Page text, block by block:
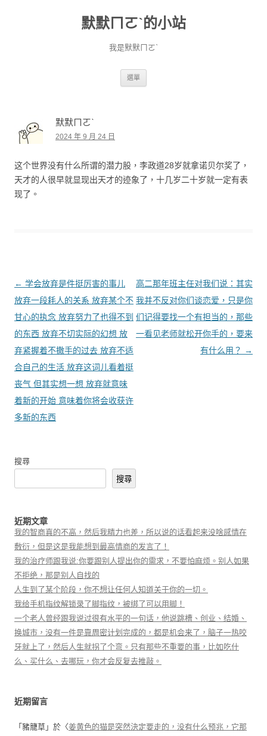
默默ㄇㄛˋ的小站
我是默默ㄇㄛˋ
選單
默默ㄇㄛˋ
2024 年 9 月 24 日
这个世界没有什么所谓的潜力股，李政道28岁就拿诺贝尔奖了，
天才的人很早就显现出天才的迹象了，十几岁二十岁就一定有表
现了。
文章導覽
← 学会放弃是件挺厉害的事儿
放弃一段耗人的关系 放弃某个不
甘心的执念 放弃努力了也得不到
的东西 放弃不切实际的幻想 放
弃紧握着不撒手的过去 放弃不适
合自己的生活 放弃这词儿看着挺
丧气 但其实想一想 放弃就意味
着新的开始 意味着你将会收获许
多新的东西
高二那年班主任对我们说：其实
我并不反对你们谈恋爱，只是你
们记得要找一个有担当的，那些
一看见老师就松开你手的，要来
有什么用？ →
搜尋
搜尋
近期文章
我的智商真的不高，然后我精力也差，所以说的话看起来没啥感情在
敷衍，但是这是我能想到最高情商的发言了！
我的治疗师跟我说:你要跟别人提出你的需求，不要怕麻烦。别人如果
不拒绝，那是别人自找的
人生到了某个阶段，你不想让任何人知道关于你的一切。
我给手机指纹解锁录了脚指纹，被绑了可以用脚！
一个老人曾经跟我说过很有水平的一句话，他说跳槽、创业、结婚、
换城市，没有一件是靠周密计划完成的，都是机会来了，脑子一热咬
牙就上了，然后人生就拐了个弯。只有那些不重要的事，比如吃什
么、买什么、去哪玩，你才会反复去推敲。
近期留言
「 豬籠草 」於〈姜黄色的猫是突然決定要走的，没有什么预兆，它那